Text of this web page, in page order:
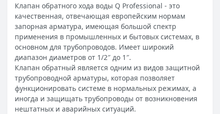
Клапан обратного хода воды Q Professional - это
качественная, отвечающая европейским нормам
запорная арматура, имеющая большой спектр
применения в промышленных и бытовых системах, в
основном для трубопроводов. Имеет широкий
диапазон диаметров от 1/2″ до 1″.
Клапан обратный является одним из видов защитной
трубопроводной арматуры, которая позволяет
функционировать системе в нормальных режимах, а
иногда и защищать трубопроводы от возникновения
нештатных и аварийных ситуаций.